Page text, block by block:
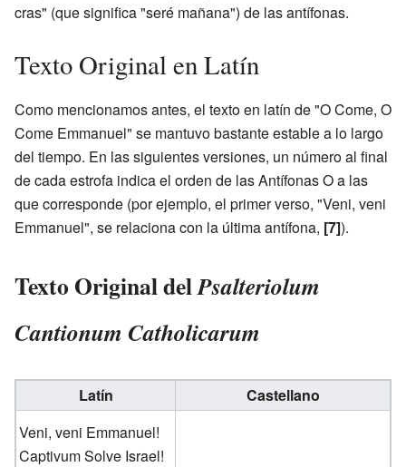
cras" (que significa "seré mañana") de las antífonas.
Texto Original en Latín
Como mencionamos antes, el texto en latín de "O Come, O
Come Emmanuel" se mantuvo bastante estable a lo largo
del tiempo. En las siguientes versiones, un número al final
de cada estrofa indica el orden de las Antífonas O a las
que corresponde (por ejemplo, el primer verso, "Veni, veni
Emmanuel", se relaciona con la última antífona, [7]).
Texto Original delPsalteriolum
Cantionum Catholicarum
Latín
Castellano
Veni, veni Emmanuel!
Captivum Solve Israel!